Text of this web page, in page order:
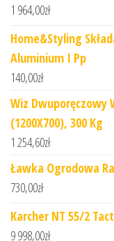
1 964,00zł
Home&Styling
Aluminium I Pp
140,00zł
Wiz Dwuporęczowy
(1200X700), 300 Kg
1 254,60zł
Ławka Ogrodowa
730,00zł
Karcher NT 55/2
9 998,00zł